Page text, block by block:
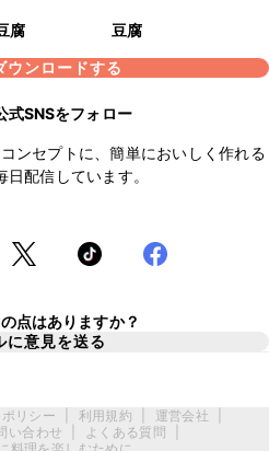
腐
豆腐
ウンロードする
式SNSをフォロー
ンセプトに、簡単においしく作れる
日配信しています。
点はありますか？
に意見を送る
リシー 利用規約 運営会社
い合わせ
よくある質問